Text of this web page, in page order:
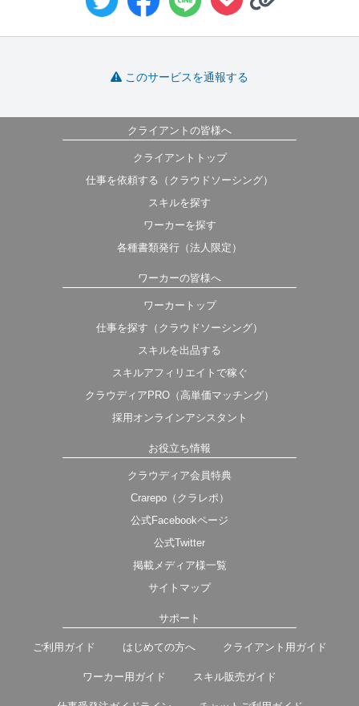
このサービスを通報する
クライアントの皆様へ
クライアントトップ
仕事を依頼する（クラウドソーシング）
スキルを探す
ワーカーを探す
各種書類発行（法人限定）
ワーカーの皆様へ
ワーカートップ
仕事を探す（クラウドソーシング）
スキルを出品する
スキルアフィリエイトで稼ぐ
クラウディアPRO（高単価マッチング）
採用オンラインアシスタント
お役立ち情報
クラウディア会員特典
Crarepo（クラレポ）
公式Facebookページ
公式Twitter
掲載メディア様一覧
サイトマップ
サポート
ご利用ガイド はじめての方へ クライアント用ガイド
ワーカー用ガイド スキル販売ガイド